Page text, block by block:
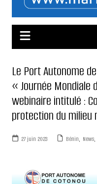
Le Port Autonome
« Journée Mondiale
webinaire intitulé :
protection du milieu
27 juin 2023 Bénin, News,